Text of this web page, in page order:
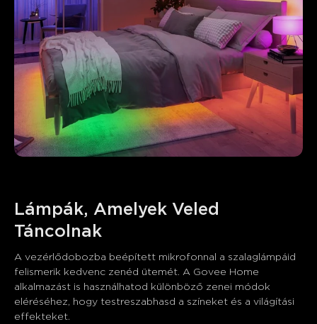
Lámpák, Amelyek Veled
A vezérlődobozba beépített mikrofonnal a szalaglámpáid
felismerik kedvenc zenéd ütemét. A Govee Home
alkalmazást is használhatod különböző zenei módok
eléréséhez, hogy testreszabhasd a színeket és a világítási
effekteket.